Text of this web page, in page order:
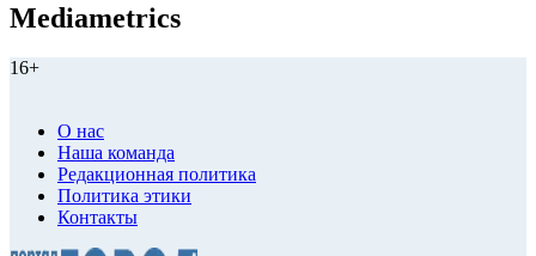
Mediametrics
16+
О нас
Наша команда
Редакционная политика
Политика этики
Контакты